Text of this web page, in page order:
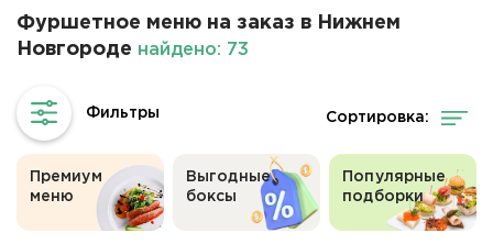
Фуршетное меню на заказ в Нижнем
Новгороде найдено: 73
Сортировка:
Премиум
меню
Выгодные
боксы
Популярные
подборки